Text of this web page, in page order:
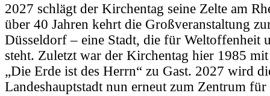
2027 schlägt der Kirchentag seine Zelte am
über 40 Jahren kehrt die Großveranstaltung
Düsseldorf – eine Stadt, die für Weltoffenheit
steht. Zuletzt war der Kirchentag hier 1985
„Die Erde ist des Herrn“ zu Gast. 2027 wird
Landeshauptstadt nun erneut zum Zentrum